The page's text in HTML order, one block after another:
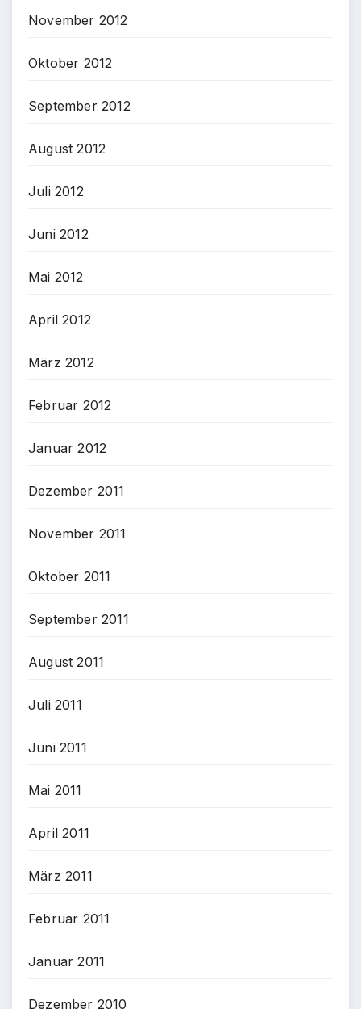
November 2012
Oktober 2012
September 2012
August 2012
Juli 2012
Juni 2012
Mai 2012
April 2012
März 2012
Februar 2012
Januar 2012
Dezember 2011
November 2011
Oktober 2011
September 2011
August 2011
Juli 2011
Juni 2011
Mai 2011
April 2011
März 2011
Februar 2011
Januar 2011
Dezember 2010